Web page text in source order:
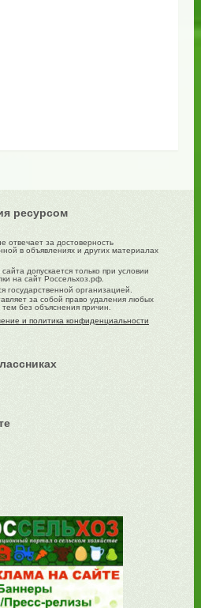
ресурсом
отвечает за достоверность
в объявлениях и других материалах
допускается только при условии
на сайт Россельхоз.рф.
государственной организацией.
за собой право удаления любых
без объяснения причин.
и политика конфиденциальности